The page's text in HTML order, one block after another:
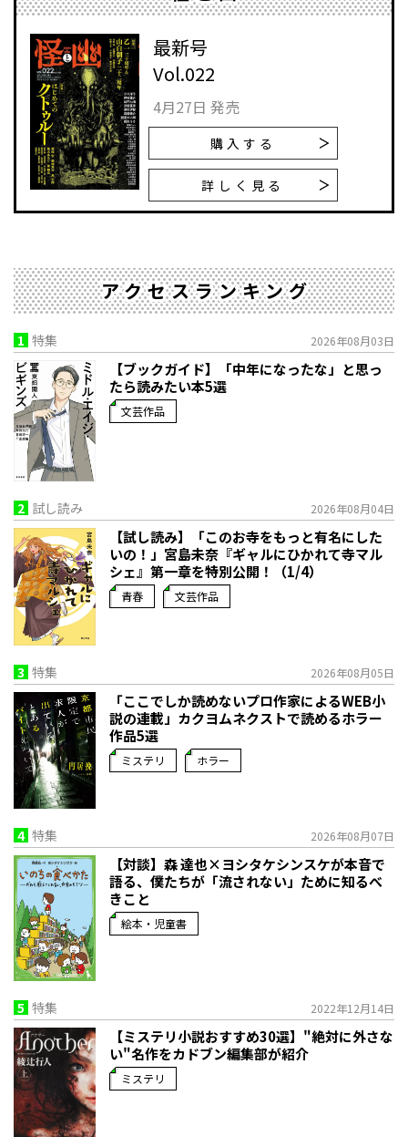
最新号
Vol.022
4月27日 発売
購入する
詳しく見る
アクセスランキング
1 特集 2026年08月03日
【ブックガイド】「中年になったな」と思っ
たら読みたい本5選
文芸作品
2 試し読み 2026年08月04日
【試し読み】「このお寺をもっと有名にした
いの！」宮島未奈『ギャルにひかれて寺マル
シェ』第一章を特別公開！（1/4）
青春 文芸作品
3 特集 2026年08月05日
「ここでしか読めないプロ作家によるWEB小
説の連載」――カクヨムネクストで読めるホラー
作品5選
ミステリ ホラー
4 特集 2026年08月07日
【対談】森 達也×ヨシタケシンスケが本音で
語る、僕たちが「流されない」ために知るべ
きこと
絵本・児童書
5 特集 2022年12月14日
【ミステリ小説おすすめ30選】"絶対に外さな
い"名作をカドブン編集部が紹介
ミステリ